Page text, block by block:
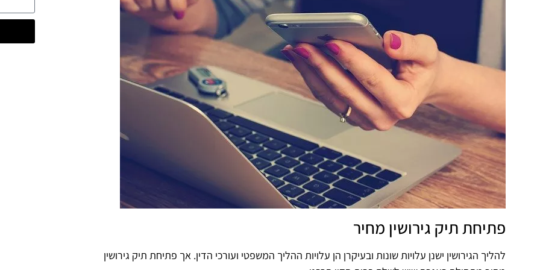
פתיחת תיק גירושין מחיר
להליך הגירושין ישנן עלויות שונות ובעיקרן הן עלויות ההליך המשפטי ועורכי הדין. אך פתיחת תיק גירושין